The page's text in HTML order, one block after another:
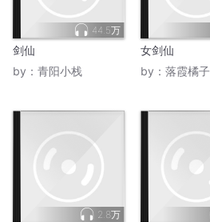
44.5万
剑仙
by： 青阳小栈
女剑仙
by： 落霞橘子
2.8万